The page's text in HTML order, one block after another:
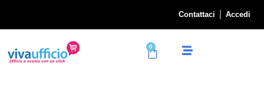
Contattaci Accedi
0